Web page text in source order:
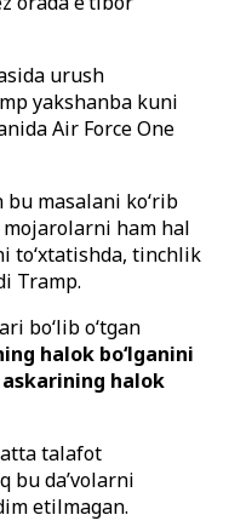
urush
yakshanba kuni
Air Force One
bu masalani ko‘rib
ham hal
to‘xtatishda, tinchlik
Tramp.
bo‘lib o‘tgan
halok bo‘lganini
halok
talafot
bu da’volarni
etilmagan.